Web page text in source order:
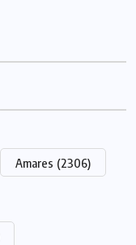
Amares (2306)